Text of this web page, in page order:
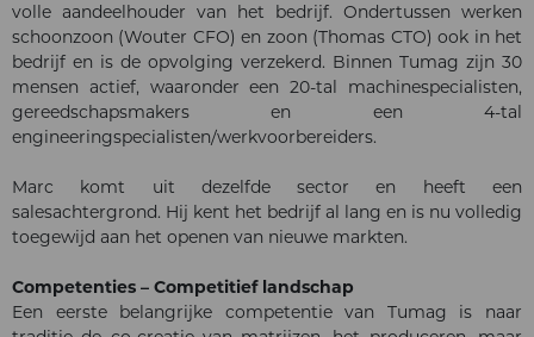
volle aandeelhouder van het bedrijf. Ondertussen werken
schoonzoon (Wouter CFO) en zoon (Thomas CTO) ook in het
bedrijf en is de opvolging verzekerd. Binnen Tumag zijn 30
mensen actief, waaronder een 20-tal machinespecialisten,
gereedschapsmakers en een 4-tal
engineeringspecialisten/werkvoorbereiders.
Marc komt uit dezelfde sector en heeft een
salesachtergrond. Hij kent het bedrijf al lang en is nu volledig
toegewijd aan het openen van nieuwe markten.
Competenties – Competitief landschap
Een eerste belangrijke competentie van Tumag is naar